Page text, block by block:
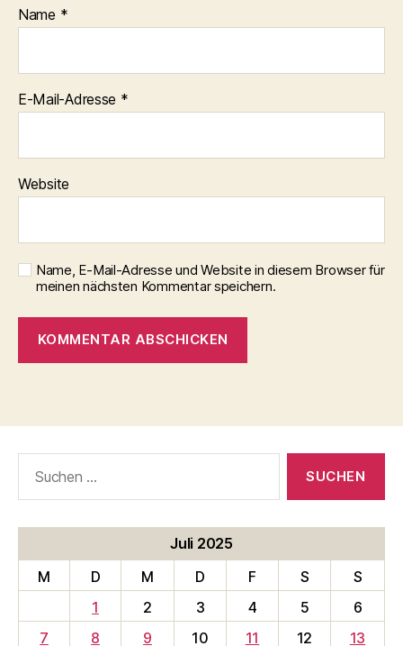
Name *
E-Mail-Adresse *
Website
Name, E-Mail-Adresse und Website in diesem Browser für
meinen nächsten Kommentar speichern.
nach:
Juli 2025
M
D M D F S
S
1
2 3 4 5
6
7
8 9 10 11 12 13